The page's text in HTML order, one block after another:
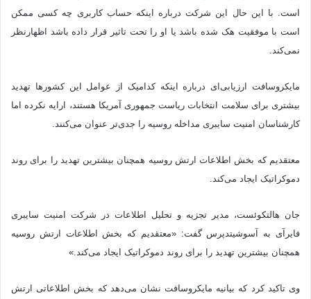
است. با این حال این شرکت درباره اینکه حساب کاربری چه کسی ممکن
است با موفقیت هک شده باشد یا او را تحت تاثیر قرار داده باشد اظهارنظر
نمی‌کند.
مایکروسافت ارزیابی‌ای درباره اینکه کدامیک از عوامل این کشورها تهدید
بیشتری برای سلامت انتخابات ریاست جمهوری آمریکا هستند، ارایه نکرده اما
کارشناسان امنیت سایبری مداخله روسیه را جدی‌تر عنوان می‌کنند.
معتقدیم که بخش اطلاعات ارتش روسیه همچنان بیشترین تهدید را برای روند
دموکراتیک ایجاد می‌کند.
جان هالتکوئست، مدیر تجزیه و تحلیل اطلاعات در شرکت امنیت سایبری
فایرآی به آسوشیتدپرس گفت: «معتقدیم که بخش اطلاعات ارتش روسیه
همچنان بیشترین تهدید را برای روند دموکراتیک ایجاد می‌کند.»
وی تاکید کرد که بیانیه مایکروسافت نشان می‌دهد که بخش اطلاعاتی ارتش